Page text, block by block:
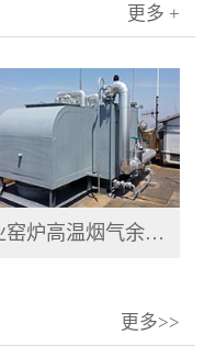
年10月21日在新
。公司...
更多 +
工业窑炉高温烟气余热提取利用系统
更多>>